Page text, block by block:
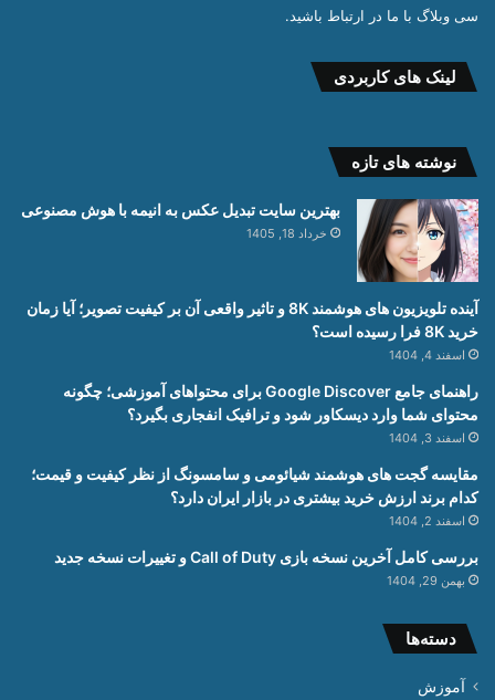
سی وبلاگ با ما در ارتباط باشید.
لینک های کاربردی
نوشته های تازه
بهترین سایت تبدیل عکس به انیمه با هوش مصنوعی
خرداد 18, 1405
آینده تلویزیون های هوشمند 8K و تاثیر واقعی آن بر کیفیت تصویر؛ آیا زمان
خرید 8K فرا رسیده است؟
اسفند 4, 1404
راهنمای جامع Google Discover برای محتواهای آموزشی؛ چگونه
محتوای شما وارد دیسکاور شود و ترافیک انفجاری بگیرد؟
اسفند 3, 1404
مقایسه گجت های هوشمند شیائومی و سامسونگ از نظر کیفیت و قیمت؛
کدام برند ارزش خرید بیشتری در بازار ایران دارد؟
اسفند 2, 1404
بررسی کامل آخرین نسخه بازی Call of Duty و تغییرات نسخه جدید
بهمن 29, 1404
دسته‌ها
آموزش